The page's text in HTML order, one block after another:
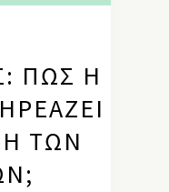
ΠΏΣ Η
ΤΩΝ